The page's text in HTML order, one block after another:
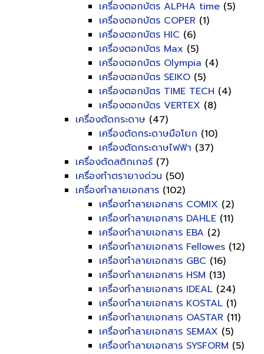
เครื่องตอกบัตร ALPHA time (5)
เครื่องตอกบัตร COPER (1)
เครื่องตอกบัตร HIC (6)
เครื่องตอกบัตร Max (5)
เครื่องตอกบัตร Olympia (4)
เครื่องตอกบัตร SEIKO (5)
เครื่องตอกบัตร TIME TECH (4)
เครื่องตอกบัตร VERTEX (8)
เครื่องตัดกระดาษ (47)
เครื่องตัดกระดาษมือโยก (10)
เครื่องตัดกระดาษไฟฟ้า (37)
เครื่องตัดสติกเกอร์ (7)
เครื่องทำตรายางด่วน (50)
เครื่องทำลายเอกสาร (102)
เครื่องทำลายเอกสาร COMIX (2)
เครื่องทำลายเอกสาร DAHLE (11)
เครื่องทำลายเอกสาร EBA (2)
เครื่องทำลายเอกสาร Fellowes (12)
เครื่องทำลายเอกสาร GBC (16)
เครื่องทำลายเอกสาร HSM (13)
เครื่องทำลายเอกสาร IDEAL (24)
เครื่องทำลายเอกสาร KOSTAL (1)
เครื่องทำลายเอกสาร OASTAR (11)
เครื่องทำลายเอกสาร SEMAX (5)
เครื่องทำลายเอกสาร SYSFORM (5)